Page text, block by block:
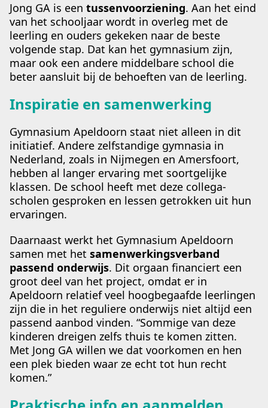
Jong GA is een tussenvoorziening. Aan het eind
van het schooljaar wordt in overleg met de
leerling en ouders gekeken naar de beste
volgende stap. Dat kan het gymnasium zijn,
maar ook een andere middelbare school die
beter aansluit bij de behoeften van de leerling.
Inspiratie en samenwerking
Gymnasium Apeldoorn staat niet alleen in dit
initiatief. Andere zelfstandige gymnasia in
Nederland, zoals in Nijmegen en Amersfoort,
hebben al langer ervaring met soortgelijke
klassen. De school heeft met deze collega-
scholen gesproken en lessen getrokken uit hun
ervaringen.
Daarnaast werkt het Gymnasium Apeldoorn
samen met het samenwerkingsverband
passend onderwijs. Dit orgaan financiert een
groot deel van het project, omdat er in
Apeldoorn relatief veel hoogbegaafde leerlingen
zijn die in het reguliere onderwijs niet altijd een
passend aanbod vinden. “Sommige van deze
kinderen dreigen zelfs thuis te komen zitten.
Met Jong GA willen we dat voorkomen en hen
een plek bieden waar ze echt tot hun recht
komen.”